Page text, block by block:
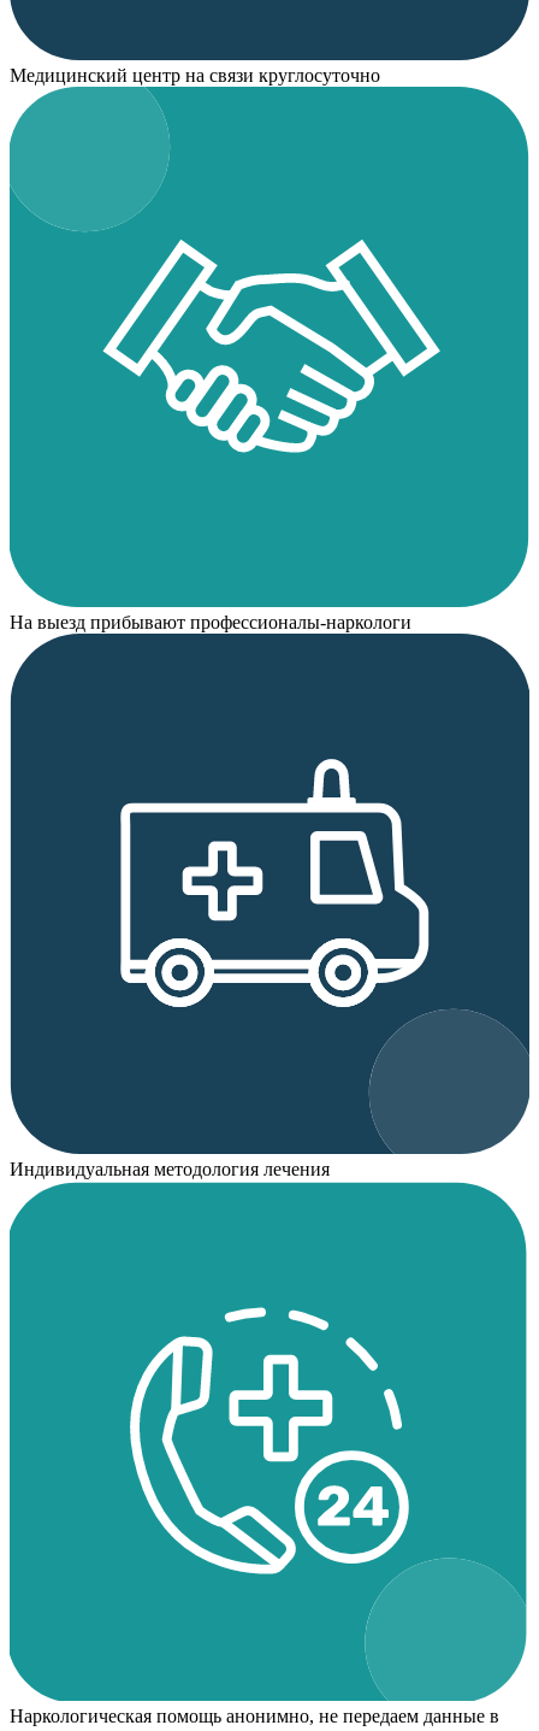
Медицинский центр на связи круглосуточно
На выезд прибывают профессионалы-наркологи
Индивидуальная методология лечения
Наркологическая помощь анонимно, не передаем данные в